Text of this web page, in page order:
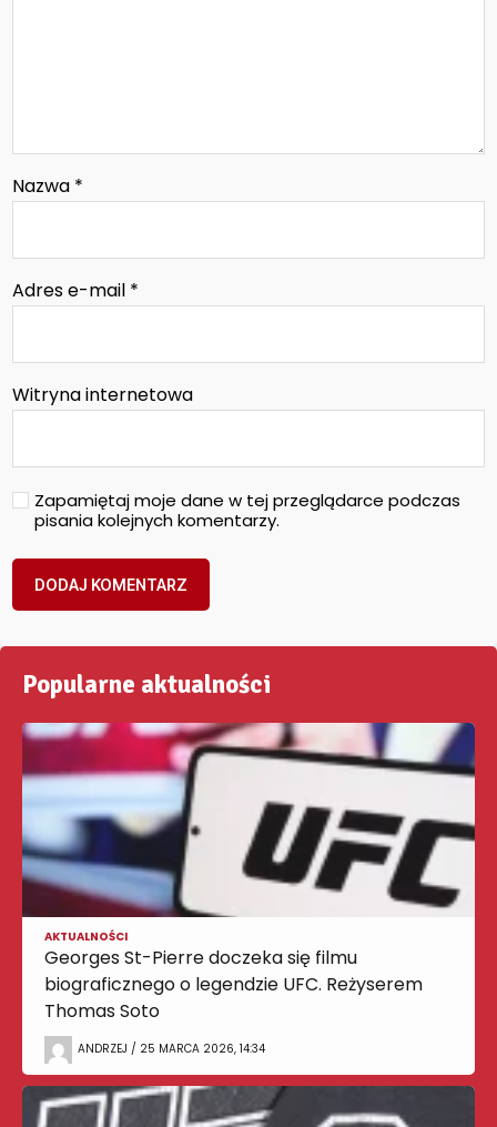
Nazwa *
Adres e-mail *
Witryna internetowa
Zapamiętaj moje dane w tej przeglądarce podczas
pisania kolejnych komentarzy.
Popularne aktualności
AKTUALNOŚCI
Georges St-Pierre doczeka się filmu
biograficznego o legendzie UFC. Reżyserem
Thomas Soto
ANDRZEJ / 25 MARCA 2026, 14:34